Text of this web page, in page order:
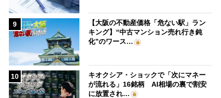
9
【大阪の不動産価格「危ない駅」ラン
キング】“中古マンション売れ行き鈍
化”のワース…
10
キオクシア・ショックで「次にマネー
が流れる」16銘柄 AI相場の裏で割安
に放置され…